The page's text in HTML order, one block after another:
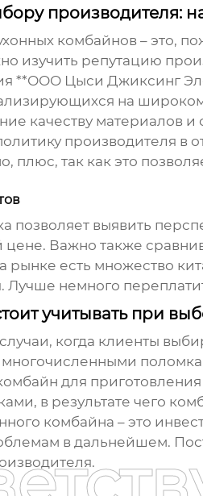
производителя:
комбайнов– это,
изучить репутацию
**ООО Цыси Джиксинг
на
качеству материалов
производителя
плюс, так как это
позволяет выявить
цене. Важно также
рынке есть множество
Лучше немного
учитывать при
когда клиенты
многочисленными
для
в результате чего
комбайна – это
в дальнейшем.